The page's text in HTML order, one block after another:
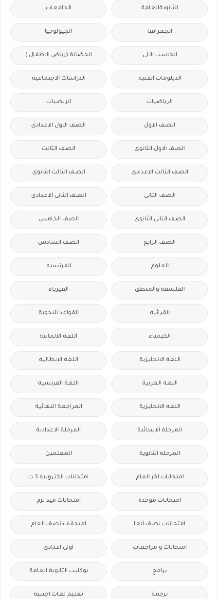
الثانويةالعامة الجامعات
الجغرافيا الجيولوجيا
الحاسب الالى الحضانة (رياض الاطفال )
الدبلومات الفنية الدراسات الاجتماعية
الرياضيات الريضيات
الصف الاول الصف الاول الاعدادى
الصف الاول الثانوى الصف الثالث
الصف الثالث الاعدادى الصف الثالث الثانوى
الصف الثانى الصف الثانى الاعدادى
الصف الثانى الثانوى الصف الخامس
الصف الرابع الصف السادس
العلوم الفرنسيه
الفلسفة والمنطق الفيزياء
القرائية القواعد النحوية
الكيمياء اللغة الالمانية
اللغة الانجليزية اللغة الايطالية
اللغة العربية اللغة الفرنسية
اللغه الانجليزية المراجعة النهائية
المرحلة الابتدائية المرحلة الاعدادية
المرحلة الثانوية المعلمين
امتحانات اخر العام امتحانات الكترونيه 3 ث
امتحانات موحدة امتحانات ميد ترم
امتحانات نصف العا امتحانات نصف العام
امتحانات و مراجعات اولى اعدادى
برامج بوكليت الثانوية العامة
ترجمة تعليم لغات اجنبية